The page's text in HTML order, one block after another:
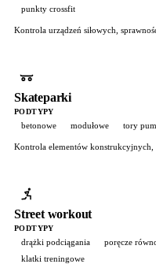
punkty crossfit
Kontrola urządzeń siłowych,
Skateparki
PODTYPY
betonowe modułowe tory
Kontrola elementów
Street workout
PODTYPY
drążki podciągania poręcze
klatki treningowe